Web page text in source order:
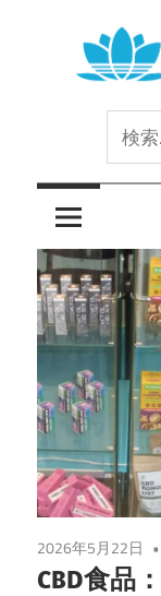
ッ
プ
Cannabinoid
索:
2026年5月22日
CBD食品